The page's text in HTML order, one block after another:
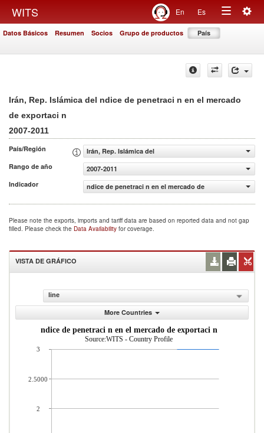
WITS En Es
Toggle
Datos Básicos Resumen Socios Grupo de productos País
Irán, Rep. Islámica del ndice de penetraci n en el mercado
de exportaci n
2007-2011
País/Región
Irán, Rep. Islámica del
Rango de año
2007-2011
Indicador
ndice de penetraci n en el mercado de exportaci n
Please note the exports, imports and tariff data are based on reported data and not gap
filled. Please check the Data Availability for coverage.
VISTA DE GRÁFICO
line
More Countries
ndice de penetraci n en el mercado de exportaci n
Source:WITS - Country Profile
3
2.5000
2